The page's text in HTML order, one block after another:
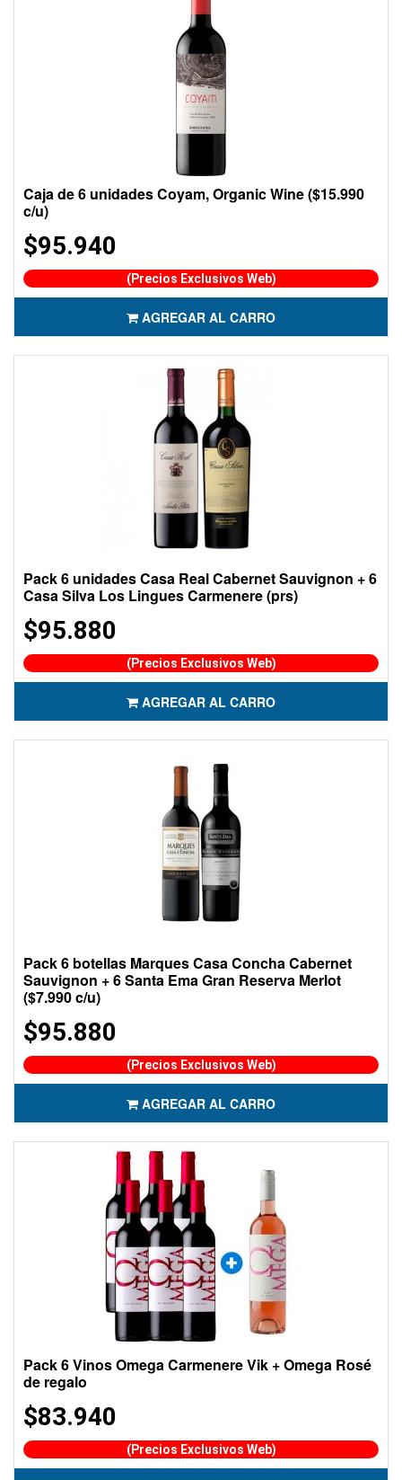
Caja de 6 unidades Coyam, Organic Wine ($15.990
c/u)
$95.940
(Precios Exclusivos Web)
AGREGAR AL CARRO
Pack 6 unidades Casa Real Cabernet Sauvignon + 6
Casa Silva Los Lingues Carmenere (prs)
$95.880
(Precios Exclusivos Web)
AGREGAR AL CARRO
Pack 6 botellas Marques Casa Concha Cabernet
Sauvignon + 6 Santa Ema Gran Reserva Merlot
($7.990 c/u)
$95.880
(Precios Exclusivos Web)
AGREGAR AL CARRO
Pack 6 Vinos Omega Carmenere Vik + Omega Rosé
de regalo
$83.940
(Precios Exclusivos Web)